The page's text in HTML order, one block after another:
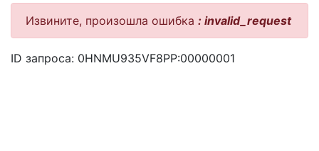
Извините, произошла ошибка : invalid_request
ID запроса: 0HNMU935VF8PP:00000001